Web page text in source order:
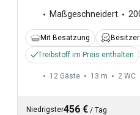
Maßgeschneidert
Mit Besatzung
Treibstoff im Preis enthalten
12 Gäste 13 m 2 WC
Niedrigster456 € / Tag